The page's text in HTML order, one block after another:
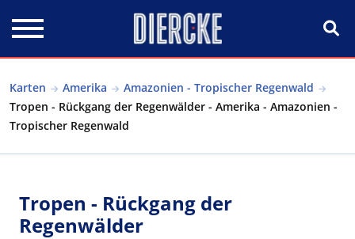
Karten Amerika
Amazonien - Tropischer Regenwald
Tropen - Rückgang der Regenwälder - Amerika - Amazonien -
Tropischer Regenwald
Tropen - Rückgang der
Regenwälder